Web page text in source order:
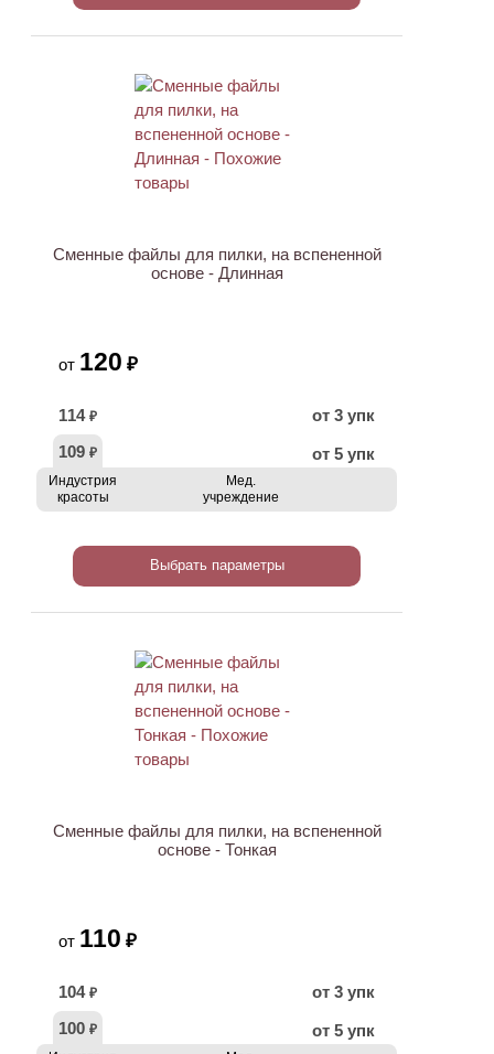
Сменные файлы для пилки, на вспененной
основе - Длинная
от 120 ₽
114 ₽
от 3 упк
109 ₽ от 5 упк
Индустрия
красоты
Мед.
учреждение
Выбрать параметры
Сменные файлы для пилки, на вспененной
основе - Тонкая
от 110 ₽
104 ₽
от 3 упк
100 ₽ от 5 упк